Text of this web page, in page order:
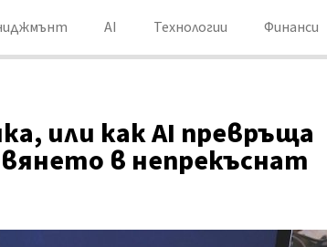
AI Технологии Финанси
или как AI превръща
в непрекъснат